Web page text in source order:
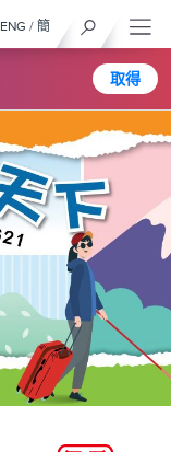
取得
ENG / 簡